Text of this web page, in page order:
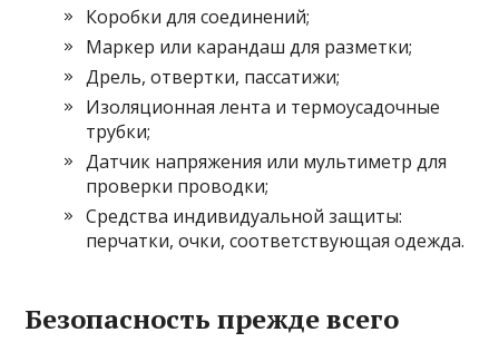
Коробки для соединений;
Маркер или карандаш для разметки;
Дрель, отвертки, пассатижи;
Изоляционная лента и термоусадочные
трубки;
Датчик напряжения или мультиметр для
проверки проводки;
Средства индивидуальной защиты:
перчатки, очки, соответствующая одежда.
Безопасность прежде всего